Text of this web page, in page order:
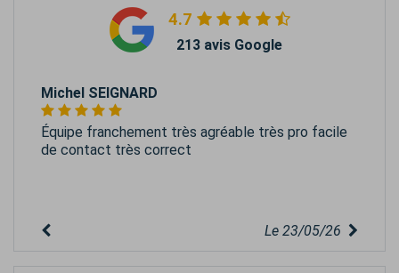
4.7
213 avis Google
Michel SEIGNARD
Équipe franchement très agréable très pro facile
de contact très correct
Le 23/05/26